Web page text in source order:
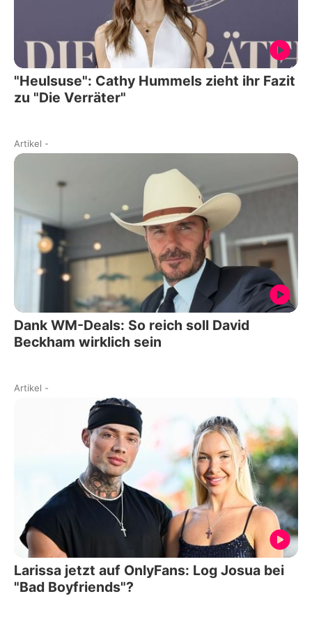
"Heulsuse": Cathy Hummels zieht ihr Fazit
zu "Die Verräter"
Artikel -
Dank WM-Deals: So reich soll David
Beckham wirklich sein
Artikel -
Larissa jetzt auf OnlyFans: Log Josua bei
"Bad Boyfriends"?